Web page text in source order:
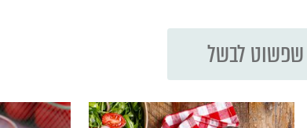
שפשוט לבשל